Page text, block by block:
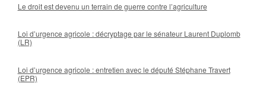
Le droit est devenu un terrain de guerre contre l’agriculture
Loi d’urgence agricole : décryptage par le sénateur Laurent Duplomb
(LR)
Loi d’urgence agricole : entretien avec le député Stéphane Travert
(EPR)